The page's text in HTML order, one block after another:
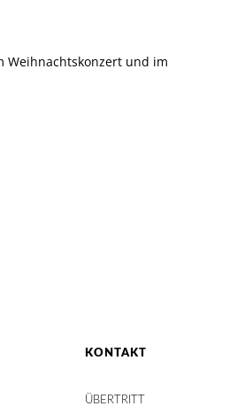
Weihnachtskonzert und im
KONTAKT
ÜBERTRITT